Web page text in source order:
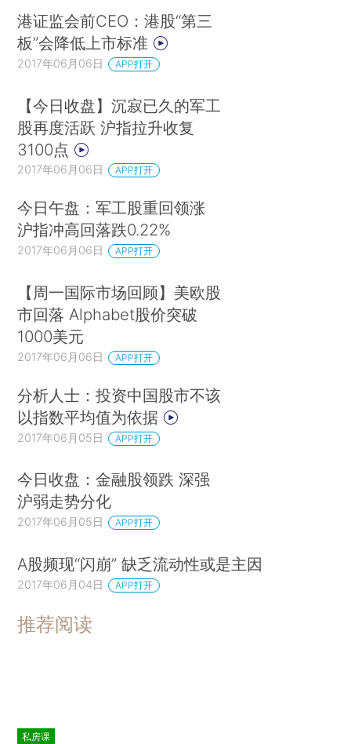
港证监会前CEO：港股“第三
板”会降低上市标准
2017年06月06日 APP打开
【今日收盘】沉寂已久的军工
股再度活跃 沪指拉升收复
3100点
2017年06月06日 APP打开
今日午盘：军工股重回领涨
沪指冲高回落跌0.22%
2017年06月06日 APP打开
【周一国际市场回顾】美欧股
市回落 Alphabet股价突破
1000美元
2017年06月06日 APP打开
分析人士：投资中国股市不该
以指数平均值为依据
2017年06月05日 APP打开
今日收盘：金融股领跌 深强
沪弱走势分化
2017年06月05日 APP打开
A股频现“闪崩” 缺乏流动性或是主因
2017年06月04日 APP打开
推荐阅读
私房课